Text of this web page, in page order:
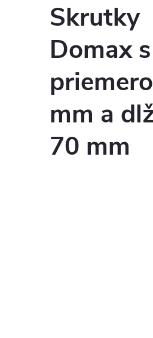
Skrutky
Domax s
mm a
70 mm